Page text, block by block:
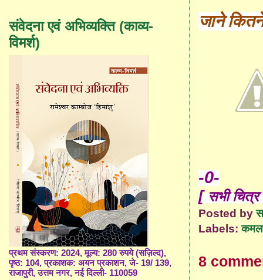
जाने
-0-
[सभी चित्र
Posted by
Labels:
8
संवेदना एवं अभिव्यक्ति (काव्य-
विमर्श)
प्रथम संस्करण: 2024, मूल्य: 280 रुपये (सज़िल्द),
पृष्ठ: 104, प्रकाशक: अयन प्रकाशन, जे- 19/ 139,
राजापुरी, उत्तम नगर, नई दिल्ली- 110059